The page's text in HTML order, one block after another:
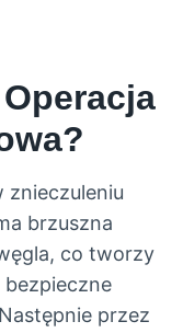
znieczuleniu
brzuszna
co tworzy
przez